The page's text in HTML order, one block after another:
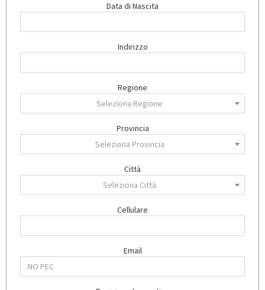
Data di Nascita
Indirizzo
Regione
Seleziona Regione
Provincia
Seleziona Provincia
Città
Seleziona Città
Cellulare
Email